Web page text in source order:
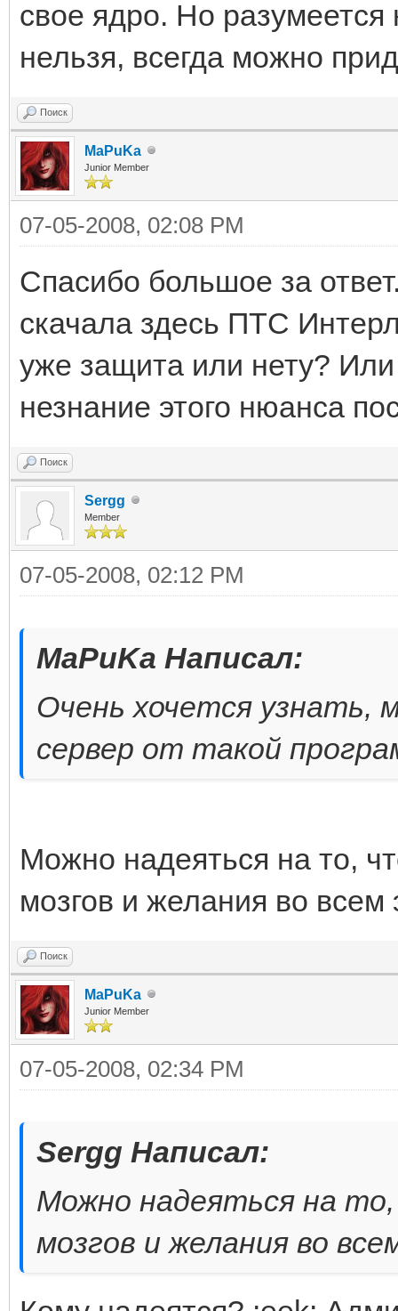
свое ядро. Но разумеется
нельзя, всегда можно
Поиск
MaPuKa
Junior Member
07-05-2008, 02:08 PM
Спасибо большое за
скачала здесь ПТС
уже защита или нету?
незнание этого нюанса
Поиск
Sergg
Member
07-05-2008, 02:12 PM
MaPuKa Написал:
Очень хочется узнать,
сервер от такой
Можно надеяться на то,
мозгов и желания во всем
Поиск
MaPuKa
Junior Member
07-05-2008, 02:34 PM
Sergg Написал:
Можно надеяться на
мозгов и желания во